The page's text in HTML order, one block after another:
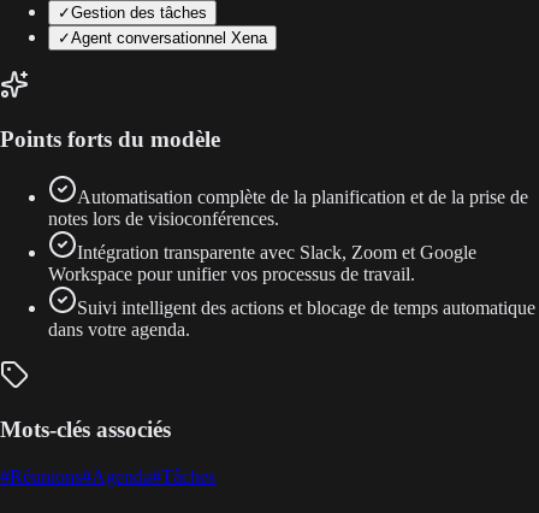
✓Gestion des tâches
✓Agent conversationnel Xena
Points forts du modèle
Automatisation complète de la planification et de la prise de
notes lors de visioconférences.
Intégration transparente avec Slack, Zoom et Google
Workspace pour unifier vos processus de travail.
Suivi intelligent des actions et blocage de temps automatique
dans votre agenda.
Mots-clés associés
#Réunions#Agenda#Tâches